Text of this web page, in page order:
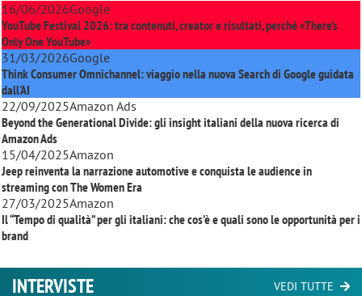
16/06/2026Google
YouTube Festival 2026: tra contenuti, creator e risultati, perché «There’s
Only One YouTube»
31/03/2026Google
Think Consumer Omnichannel: viaggio nella nuova Search di Google guidata
dall'AI
22/09/2025Amazon Ads
Beyond the Generational Divide: gli insight italiani della nuova ricerca di
Amazon Ads
15/04/2025Amazon
Jeep reinventa la narrazione automotive e conquista le audience in
streaming conThe Women Era
27/03/2025Amazon
Il “Tempo di qualità” per gli italiani: che cos’è e quali sono le opportunità per i
brand
INTERVISTE VEDI TUTTE